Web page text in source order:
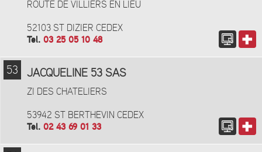
ROUTE DE VILLIERS EN LIEU
52103 ST DIZIER CEDEX
Tel. 03 25 05 10 48
53 JACQUELINE 53 SAS
ZI DES CHATELIERS
53942 ST BERTHEVIN CEDEX
Tel. 02 43 69 01 33